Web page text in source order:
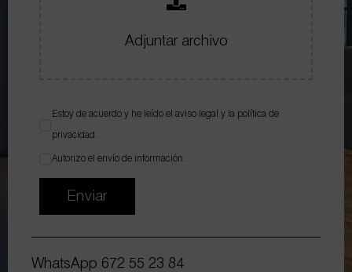
Adjuntar archivo
Estoy de acuerdo y he leído elaviso legal y la política de
privacidad .
Autorizo el envío de información.
Enviar
WhatsApp 672 55 23 84